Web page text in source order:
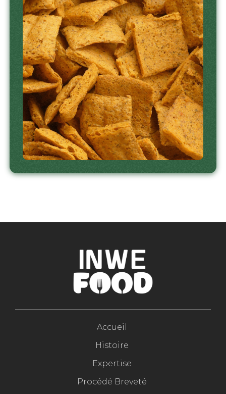
Accueil
Histoire
Expertise
Procédé Breveté